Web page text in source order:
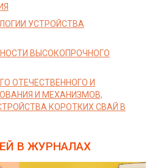
УСТРОЙСТВА
ВЫСОКОПРОЧНОГО
ОТЕЧЕСТВЕННОГО И
И МЕХАНИЗМОВ,
КОРОТКИХ СВАЙ В
В ЖУРНАЛАХ